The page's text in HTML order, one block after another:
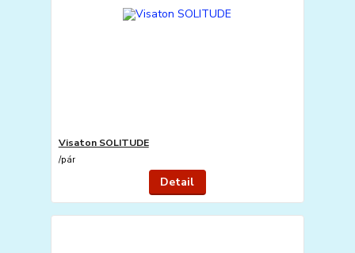
Visaton SOLITUDE
/pár
Detail